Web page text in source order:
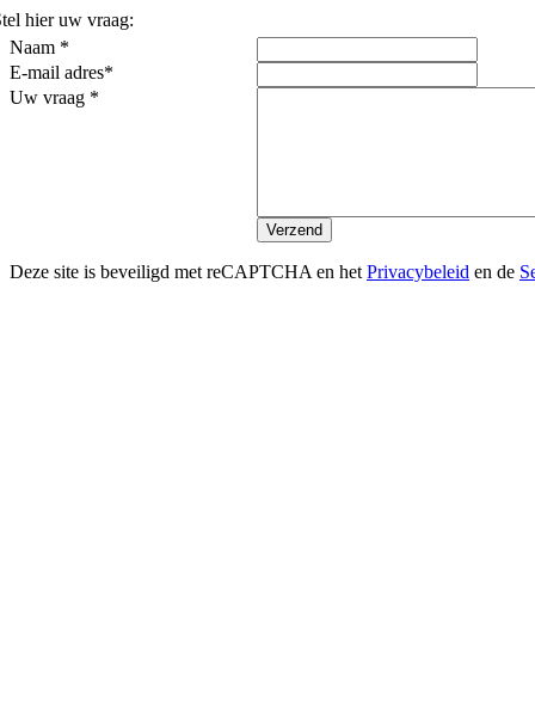
hier uw vraag:
Naam *
E-mail adres*
Uw vraag *
Deze site is beveiligd met reCAPTCHA en het Privacybeleid en de